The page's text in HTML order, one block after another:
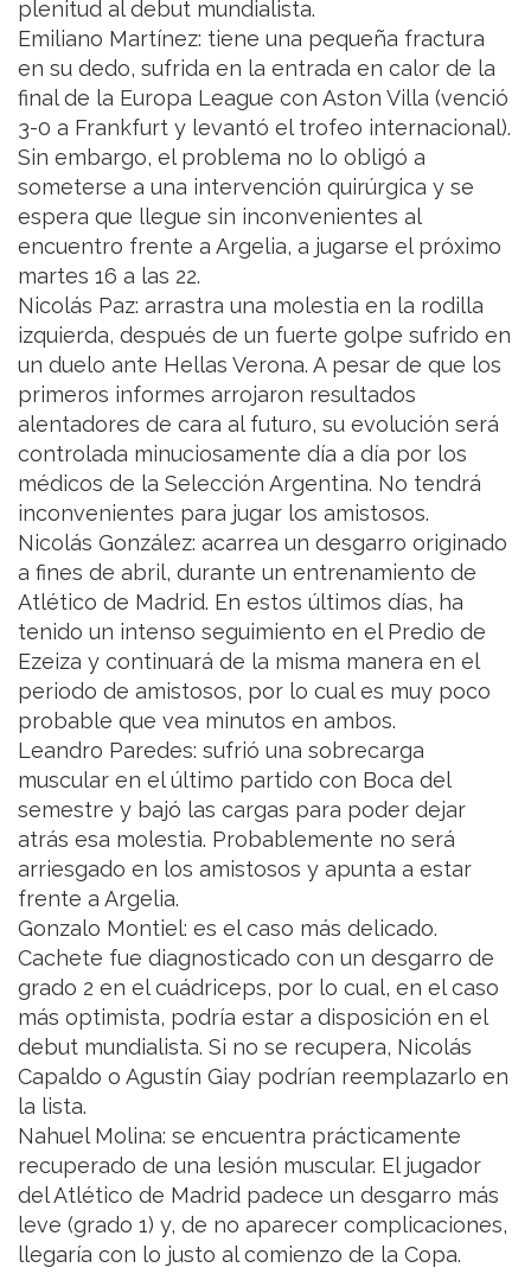
plenitud al debut mundialista.
Emiliano Martínez: tiene una pequeña fractura
en su dedo, sufrida en la entrada en calor de la
final de la Europa League con Aston Villa (venció
3-0 a Frankfurt y levantó el trofeo internacional).
Sin embargo, el problema no lo obligó a
someterse a una intervención quirúrgica y se
espera que llegue sin inconvenientes al
encuentro frente a Argelia, a jugarse el próximo
martes 16 a las 22.
Nicolás Paz: arrastra una molestia en la rodilla
izquierda, después de un fuerte golpe sufrido en
un duelo ante Hellas Verona. A pesar de que los
primeros informes arrojaron resultados
alentadores de cara al futuro, su evolución será
controlada minuciosamente día a día por los
médicos de la Selección Argentina. No tendrá
inconvenientes para jugar los amistosos.
Nicolás González: acarrea un desgarro originado
a fines de abril, durante un entrenamiento de
Atlético de Madrid. En estos últimos días, ha
tenido un intenso seguimiento en el Predio de
Ezeiza y continuará de la misma manera en el
periodo de amistosos, por lo cual es muy poco
probable que vea minutos en ambos.
Leandro Paredes: sufrió una sobrecarga
muscular en el último partido con Boca del
semestre y bajó las cargas para poder dejar
atrás esa molestia. Probablemente no será
arriesgado en los amistosos y apunta a estar
frente a Argelia.
Gonzalo Montiel: es el caso más delicado.
Cachete fue diagnosticado con un desgarro de
grado 2 en el cuádriceps, por lo cual, en el caso
más optimista, podría estar a disposición en el
debut mundialista. Si no se recupera, Nicolás
Capaldo o Agustín Giay podrían reemplazarlo en
la lista.
Nahuel Molina: se encuentra prácticamente
recuperado de una lesión muscular. El jugador
del Atlético de Madrid padece un desgarro más
leve (grado 1) y, de no aparecer complicaciones,
llegaría con lo justo al comienzo de la Copa.